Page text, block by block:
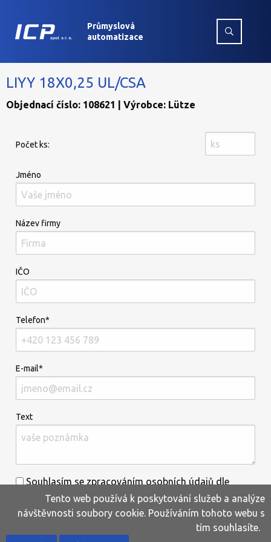
Průmyslová
automatizace
LIYY 18X0,25 UL/CSA
Objednací číslo: 108621 | Výrobce: Lütze
Počet ks:
Jméno
Název firmy
IČO
Telefon*
E-mail*
Text
Souhlasím se zpracováním osobních údajů dle
informací uvedenýchzde.*
Tento web používá k poskytování služeb a analýze
návštěvnosti soubory cookie. Používáním tohoto webu s
tím souhlasíte.